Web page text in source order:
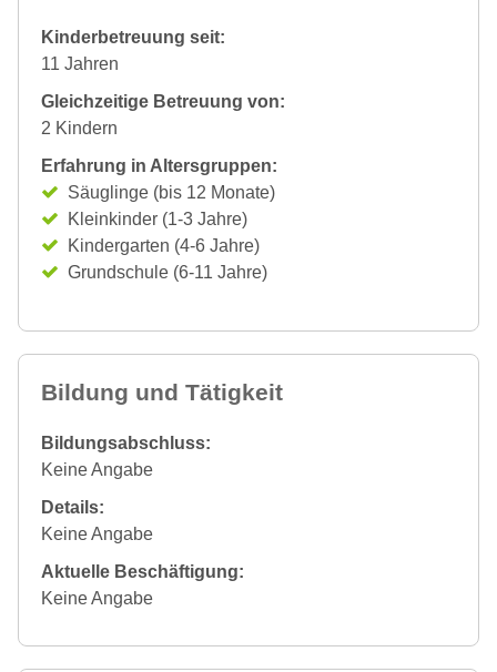
Kinderbetreuung seit:
11 Jahren
Gleichzeitige Betreuung von:
2 Kindern
Erfahrung in Altersgruppen:
Säuglinge (bis 12 Monate)
Kleinkinder (1-3 Jahre)
Kindergarten (4-6 Jahre)
Grundschule (6-11 Jahre)
Bildung und Tätigkeit
Bildungsabschluss:
Keine Angabe
Details:
Keine Angabe
Aktuelle Beschäftigung:
Keine Angabe